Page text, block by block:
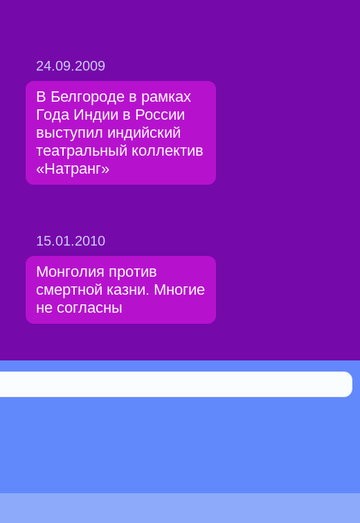
24.09.2009
В Белгороде в рамках
Года Индии в России
выступил индийский
театральный коллектив
«Натранг»
15.01.2010
Монголия против
смертной казни. Многие
не согласны